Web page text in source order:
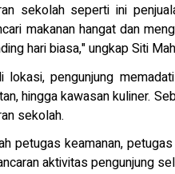
sekolah seperti ini
makanan hangat dan
hari biasa," ungkap Siti
lokasi, pengunjung
hingga kawasan kuliner.
sekolah.
petugas keamanan,
aktivitas pengunjung